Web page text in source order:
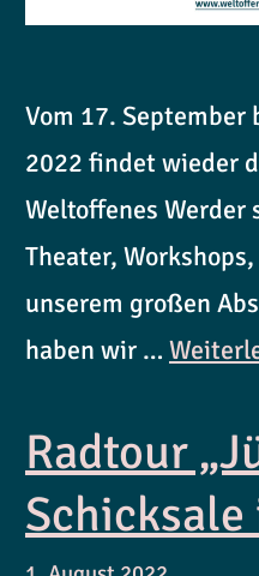
Vom 17. September
2022 findet wieder
Weltoffenes
Theater,
unserem großen
haben wir …
Radtour
Schicksale